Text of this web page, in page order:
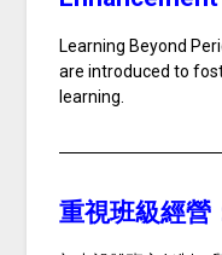
Learning Beyond
are introduced to
learning.
重視班級經營